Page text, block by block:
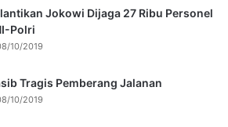
Jokowi Dijaga 27 Ribu Personel
Polri
10/2019
Tragis Pemberang Jalanan
10/2019